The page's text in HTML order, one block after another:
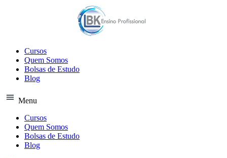
Cursos
Quem Somos
Bolsas de Estudo
Blog
Menu
Cursos
Quem Somos
Bolsas de Estudo
Blog